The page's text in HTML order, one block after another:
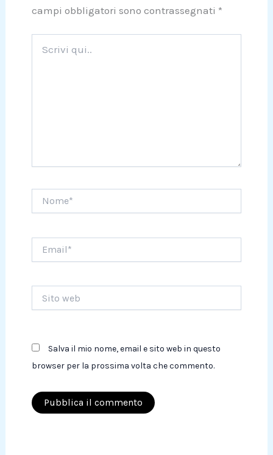
campi obbligatori sono contrassegnati *
qui..
web
Salva il mio nome, email e sito web in questo
browser per la prossima volta che commento.